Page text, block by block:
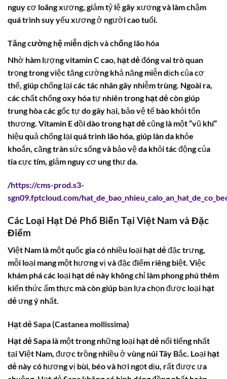
nguy cơ loãng xương, giảm tỷ lệ gãy xương và làm chậm
quá trình suy yếu xương ở người cao tuổi.
Tăng cường hệ miễn dịch và chống lão hóa
Nhờ hàm lượngvitamin Ccao, hạt dẻđóng vai trò quan
trọng trong việc tăng cường khả năng miễn dịch của cơ
thể, giúp chống lại các tác nhân gây nhiễm trùng. Ngoài ra,
các chất chống oxy hóa tự nhiên tronghạt dẻcòn giúp
trung hòa các gốc tự do gây hại, bảo vệ tế bào khỏi tổn
thương. Vitamin Edồi dào tronghạt dẻcũng là một “vũ khí”
hiệu quả chống lại quá trình lão hóa, giúp làn da khỏe
khoắn, căng tràn sức sống và bảo vệ da khỏi tác động của
tia cực tím, giảm nguy cơ ung thư da.
/https://cms-prod.s3-
sgn09.fptcloud.com/
Các Loại Hạt Dẻ Phổ Biến Tại Việt Nam và Đặc
Điểm
Việt Nam là một quốc gia có nhiều loại hạt dẻđặc trưng,
mỗi loại mang một hương vị và đặc điểm riêng biệt. Việc
khám phá các loại hạt dẻ này không chỉ làm phong phú thêm
kiến thức ẩm thực mà còn giúp bạn lựa chọn được loại hạt
dẻ ưng ý nhất.
Hạt dẻ Sapa (Castanea mollissima)
Hạt dẻ Sapa là một trong những loại hạt dẻ nổi tiếng nhất
tại Việt Nam, được trồng nhiều ở vùng núi Tây Bắc. Loại hạt
dẻ này có hương vị bùi, béo và hơi ngọt dịu, rất được ưa